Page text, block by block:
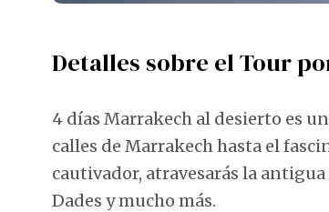
Detalles sobre el Tour
4 días Marrakech al desierto es
calles de Marrakech hasta el
cautivador, atravesarás la
Dades y mucho más.